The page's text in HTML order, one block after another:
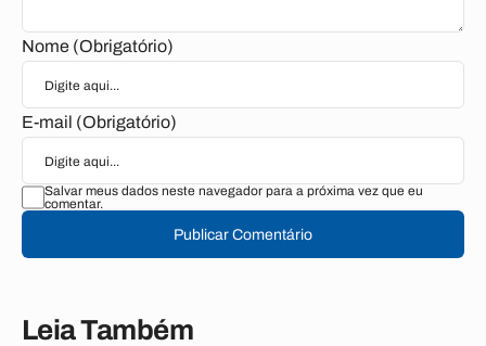
Nome (Obrigatório)
E-mail (Obrigatório)
Salvar meus dados neste navegador para a próxima vez que eu
comentar.
Publicar Comentário
Leia Também